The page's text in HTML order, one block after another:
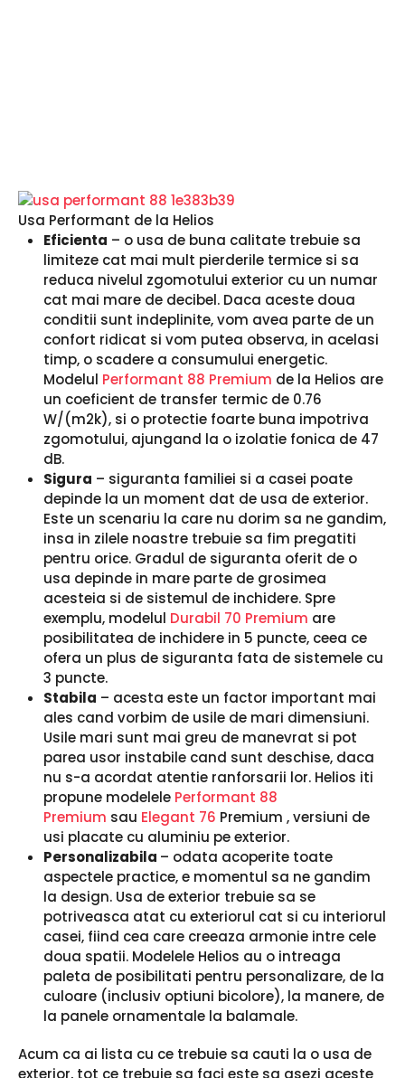
Usa Performant de la Helios
Eficienta – o usa de buna calitate trebuie sa
limiteze cat mai mult pierderile termice si sa
reduca nivelul zgomotului exterior cu un numar
cat mai mare de decibel. Daca aceste doua
conditii sunt indeplinite, vom avea parte de un
confort ridicat si vom putea observa, in acelasi
timp, o scadere a consumului energetic.
Modelul Performant 88 Premium de la Helios are
un coeficient de transfer termic de 0.76
W/(m2k), si o protectie foarte buna impotriva
zgomotului, ajungand la o izolatie fonica de 47
dB.
Sigura – siguranta familiei si a casei poate
depinde la un moment dat de usa de exterior.
Este un scenariu la care nu dorim sa ne gandim,
insa in zilele noastre trebuie sa fim pregatiti
pentru orice. Gradul de siguranta oferit de o
usa depinde in mare parte de grosimea
acesteia si de sistemul de inchidere. Spre
exemplu, modelul Durabil 70 Premium are
posibilitatea de inchidere in 5 puncte, ceea ce
ofera un plus de siguranta fata de sistemele cu
3 puncte.
Stabila – acesta este un factor important mai
ales cand vorbim de usile de mari dimensiuni.
Usile mari sunt mai greu de manevrat si pot
parea usor instabile cand sunt deschise, daca
nu s-a acordat atentie ranforsarii lor. Helios iti
propune modelele Performant 88
Premium sau Elegant 76 Premium , versiuni de
usi placate cu aluminiu pe exterior.
Personalizabila – odata acoperite toate
aspectele practice, e momentul sa ne gandim
la design. Usa de exterior trebuie sa se
potriveasca atat cu exteriorul cat si cu interiorul
casei, fiind cea care creeaza armonie intre cele
doua spatii. Modelele Helios au o intreaga
paleta de posibilitati pentru personalizare, de la
culoare (inclusiv optiuni bicolore), la manere, de
la panele ornamentale la balamale.
Acum ca ai lista cu ce trebuie sa cauti la o usa de
exterior, tot ce trebuie sa faci este sa asezi aceste